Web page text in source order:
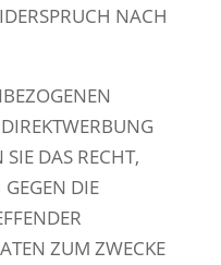
NACH
DAS RECHT,
GEGEN DIE
ZUM ZWECKE